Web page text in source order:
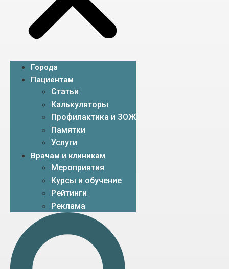
Города
Пациентам
Статьи
Калькуляторы
Профилактика и ЗОЖ
Памятки
Услуги
Врачам и клиникам
Мероприятия
Курсы и обучение
Рейтинги
Реклама